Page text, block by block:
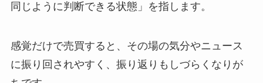
同じように判断できる状態」を指します。
感覚だけで売買すると、その場の気分やニュース
に振り回されやすく、振り返りもしづらくなりが